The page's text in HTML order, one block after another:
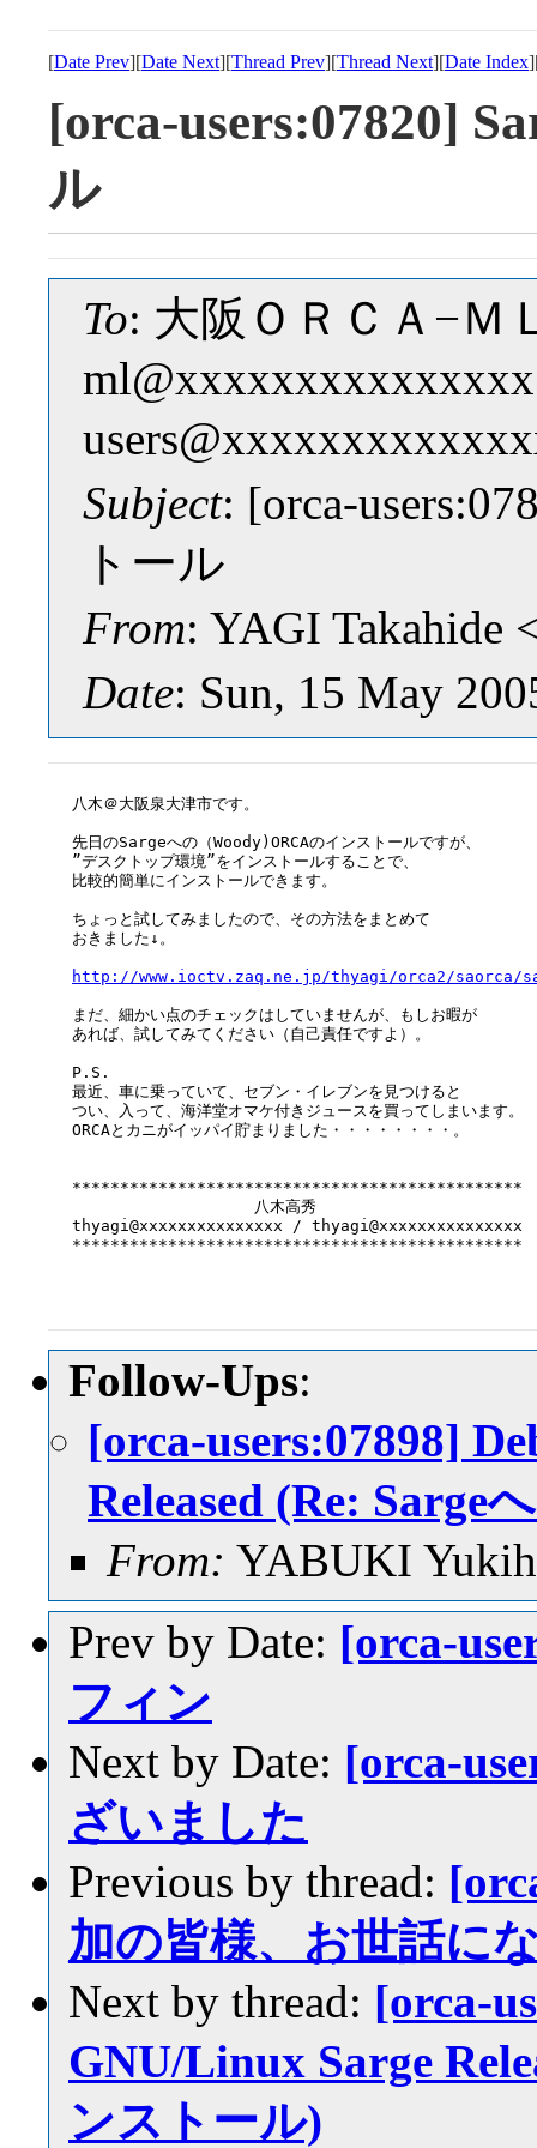
[Date Prev][Date Next][Thread Prev][Thread Next][Date Index
[orca-users:07820]
ル
To: 大阪ＯＲＣＡ−Ｍ
Subject: [orca-
トール
From: YAGI
Date: Sun, 15 May
八木＠大阪泉大津市です。
先日のSargeへの（Woody)ORCAのインストールですが、
”デスクトップ環境”をインストールすることで、
比較的簡単にインストールできます。
ちょっと試してみましたので、その方法をまとめて
おきました↓。
http://www.ioctv.zaq.ne.jp/thyagi/orca2/saorca/
まだ、細かい点のチェックはしていませんが、もしお暇が
あれば、試してみてください（自己責任ですよ）。
P.S.
最近、車に乗っていて、セブン・イレブンを見つけると
つい、入って、海洋堂オマケ付きジュースを買ってしまいます。
ORCAとカニがイッパイ貯まりました・・・・・・・・。
***********************************************
                   八木高秀
thyagi@xxxxxxxxxxxxxxx / thyagi@xxxxxxxxxxxxxxx
***********************************************
Follow-Ups:
[orca-users:07898]
Released (Re: Sarge
From: YABUKI
Prev by Date: [orca-
フィン
Next by Date: [orca-
ざいました
Previous by thread:
加の皆様、お世話に
Next by thread: [orca-
GNU/Linux Sarge
ンストール)